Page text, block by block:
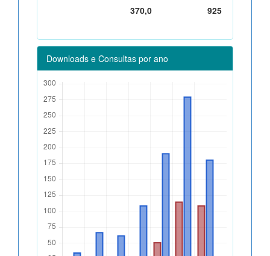
370,0
925
Downloads e Consultas por ano